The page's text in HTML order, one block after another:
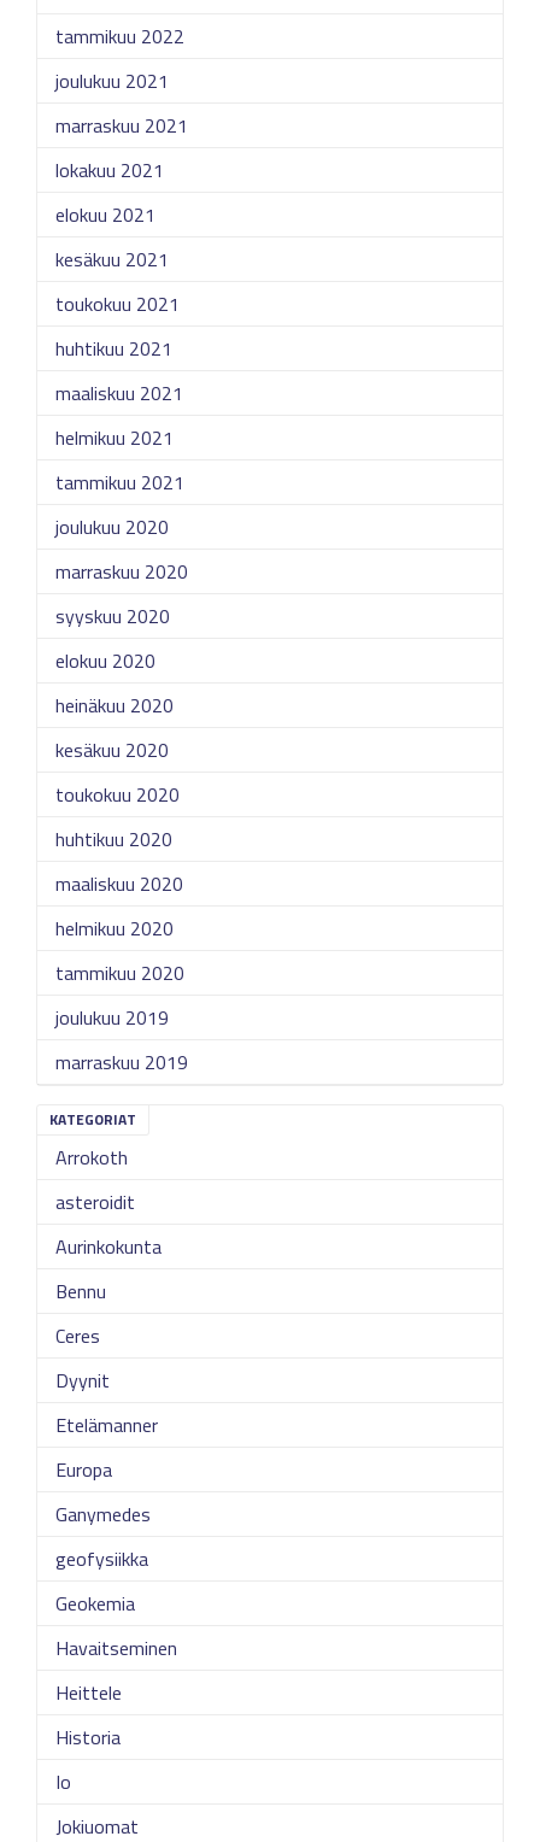
tammikuu 2022
joulukuu 2021
marraskuu 2021
lokakuu 2021
elokuu 2021
kesäkuu 2021
toukokuu 2021
huhtikuu 2021
maaliskuu 2021
helmikuu 2021
tammikuu 2021
joulukuu 2020
marraskuu 2020
syyskuu 2020
elokuu 2020
heinäkuu 2020
kesäkuu 2020
toukokuu 2020
huhtikuu 2020
maaliskuu 2020
helmikuu 2020
tammikuu 2020
joulukuu 2019
marraskuu 2019
KATEGORIAT
Arrokoth
asteroidit
Aurinkokunta
Bennu
Ceres
Dyynit
Etelämanner
Europa
Ganymedes
geofysiikka
Geokemia
Havaitseminen
Heittele
Historia
Io
Jokiuomat